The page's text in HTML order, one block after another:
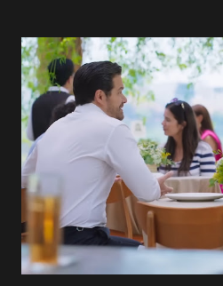
permanecer virgem até
ama, o que não é fácil, já que
se aprimorar, trabalhando,
ser a primeira mulher da família
universidade. Ela tem uma
muito madura para a idade,
empática. Detesta injustiças e é
teimosa e muito persistente
Durante um exame ginecológico,